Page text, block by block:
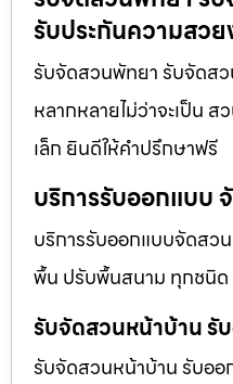
รับประกันความสว
รับจัดสวนพัทยา รับจัดส
หลากหลายไม่ว่าจะเป็น
เล็ก ยินดีให้คำปรึกษาฟรี
บริการรับออกแบบ
บริการรับออกแบบจัดสว
พื้น ปรับพื้นสนาม ทุกชนิด
รับจัดสวนหน้าบ้าน รั
รับจัดสวนหน้าบ้าน รับออ